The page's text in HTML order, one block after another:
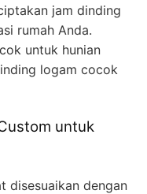
jam dinding
rumah Anda.
untuk hunian
logam cocok
untuk
disesuaikan dengan